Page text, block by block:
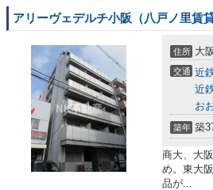
アリーヴェデルチ小阪（八戸ノ里賃貸
住所 大
交通 近
近
お
築年 築
商大、大
め。東大
品が...